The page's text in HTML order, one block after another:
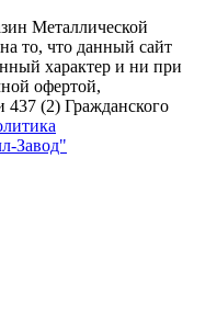
Металлической
то, что данный сайт
характер и ни при
офертой,
(2) Гражданского
Завод"